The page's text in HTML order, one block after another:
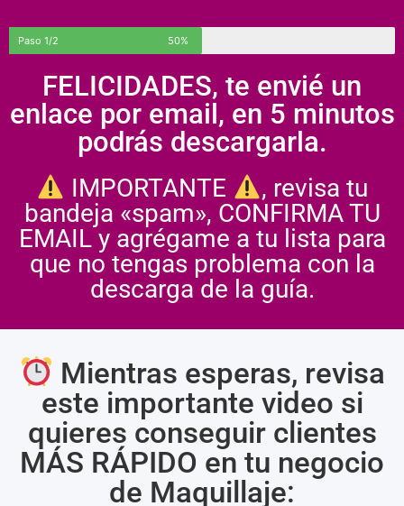
Paso 1/2 50%
FELICIDADES, te envié un
enlace por email, en 5 minutos
podrás descargarla.
IMPORTANTE
, revisa tu
bandeja «spam», CONFIRMA TU
EMAIL y agrégame a tu lista para
que no tengas problema con la
descarga de la guía.
Mientras esperas, revisa
este importante video si
quieres conseguir clientes
MÁS RÁPIDO en tu negocio
de Maquillaje: